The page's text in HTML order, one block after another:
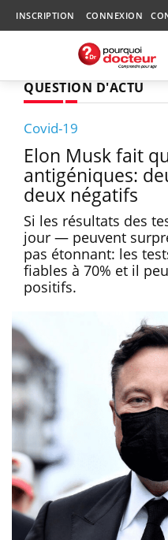
INSCRIPTION CONNEXION
QUESTION D'ACTU
Covid-19
Elon Musk fait
antigéniques:
deux négatifs
Si les résultats des
jour — peuvent
pas étonnant: les
fiables à 70% et il
positifs.